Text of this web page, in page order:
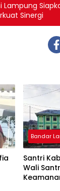
Lampung
Sinergi
Bandar
Santri
Wali